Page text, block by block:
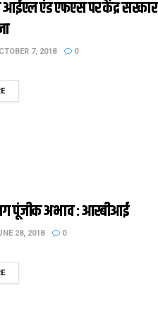
एंड एफएस पर केंद्र सरकार
7, 2018 0
DETAILS
पूंजीक अभाव : आरबीआई
28, 2018 0
DETAILS